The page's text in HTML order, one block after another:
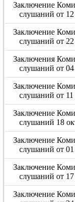
Заключение
слушаний от 12
Заключение
слушаний от 22
Заключения
слушаний от 04
Заключение
слушаний от 11
Заключение
слушаний 18
Заключение
слушаний от 01
Заключение
слушаний от 17
Заключение